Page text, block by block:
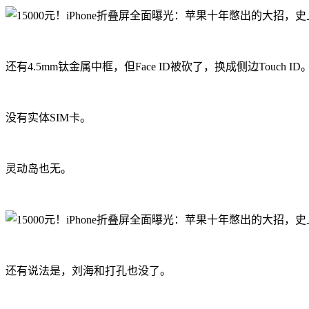
还有4.5mm钛金属中框，但Face ID被砍了，换成侧边Touch ID
没有实体SIM卡。
灵动岛也无。
还有说法是，刘海和打孔也没了。